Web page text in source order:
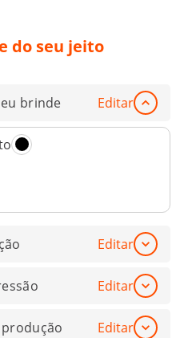
do seu jeito
brinde Editar
Editar
Editar
Editar